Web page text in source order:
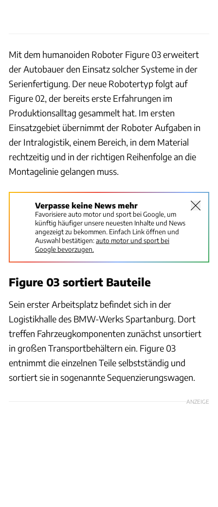
Mit dem humanoiden Roboter Figure 03 erweitert
der Autobauer den Einsatz solcher Systeme in der
Serienfertigung. Der neue Robotertyp folgt auf
Figure 02, der bereits erste Erfahrungen im
Produktionsalltag gesammelt hat. Im ersten
Einsatzgebiet übernimmt der Roboter Aufgaben in
der Intralogistik, einem Bereich, in dem Material
rechtzeitig und in der richtigen Reihenfolge an die
Montagelinie gelangen muss.
Verpasse keine News mehr
Favorisiere auto motor und sport bei Google, um
künftig häufiger unsere neuesten Inhalte und News
angezeigt zu bekommen. Einfach Link öffnen und
Auswahl bestätigen:auto motor und sport bei
Google bevorzugen.
Figure 03 sortiert Bauteile
Sein erster Arbeitsplatz befindet sich in der
Logistikhalle des BMW-Werks Spartanburg. Dort
treffen Fahrzeugkomponenten zunächst unsortiert
in großen Transportbehältern ein. Figure 03
entnimmt die einzelnen Teile selbstständig und
sortiert sie in sogenannte Sequenzierungswagen.
ANZEIGE